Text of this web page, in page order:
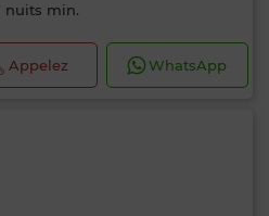
nuits min.
Appelez WhatsApp